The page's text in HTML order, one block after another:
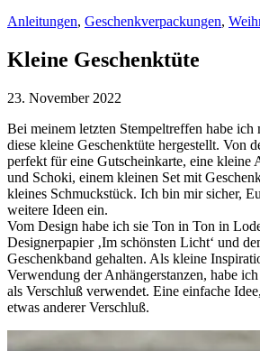
Anleitungen, Geschenkverpackungen,
Kleine Geschenktüte
23. November 2022
Bei meinem letzten Stempeltreffen habe ich
diese kleine Geschenktüte hergestellt. Von
perfekt für eine Gutscheinkarte, eine kleine
und Schoki, einem kleinen Set mit
kleines Schmuckstück. Ich bin mir sicher,
weitere Ideen ein.
Vom Design habe ich sie Ton in Ton in
Designerpapier ‚Im schönsten Licht‘ und
Geschenkband gehalten. Als kleine
Verwendung der Anhängerstanzen, habe
als Verschluß verwendet. Eine einfache
etwas anderer Verschluß.